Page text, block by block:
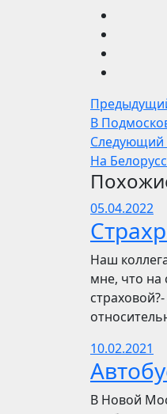
В
Следующий
На
05.04.2022
Наш
мне, что на
10.02.2021
В Новой